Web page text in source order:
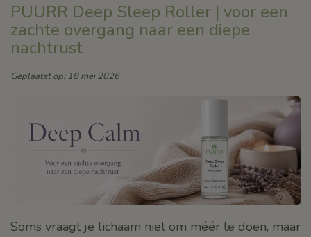
PUURR Deep Sleep Roller | voor een
zachte overgang naar een diepe
nachtrust
Geplaatst op: 18 mei 2026
Soms vraagt je lichaam niet om méér te doen, maar